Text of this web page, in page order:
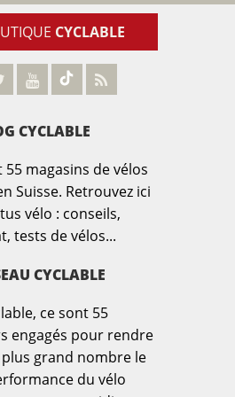
CYCLABLE
CYCLABLE
55 magasins de vélos
Suisse. Retrouvez ici
vélo : conseils,
tests de vélos...
CYCLABLE
ce sont 55
engagés pour rendre
grand nombre le
du vélo